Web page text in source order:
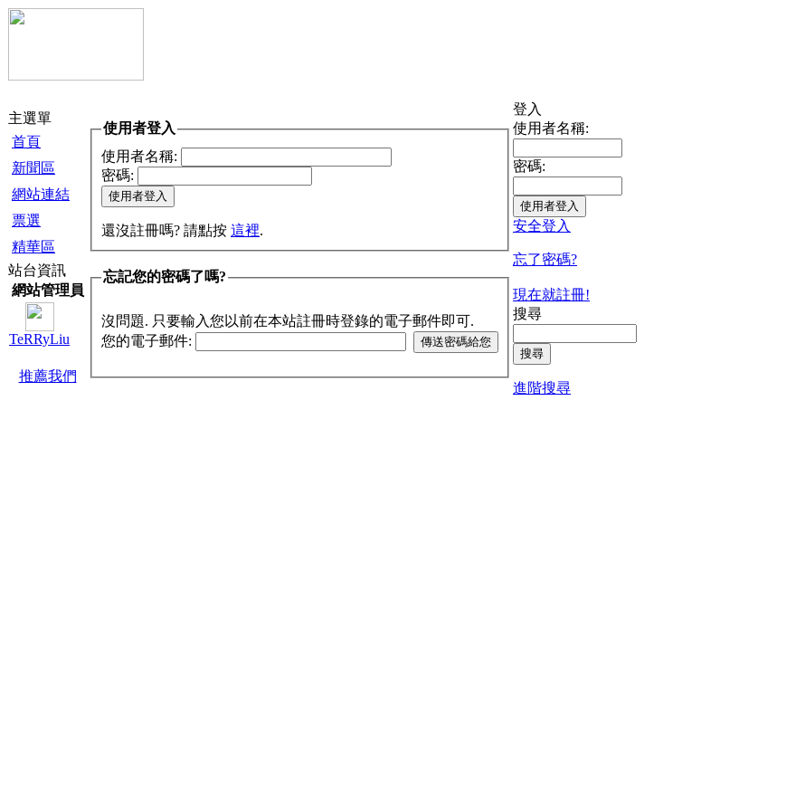
主選單
首頁
新聞區
網站連結
票選
精華區
站台資訊
網站管理員
TeRRyLiu
推薦我們
使用者登入
使用者名稱:
密碼:
還沒註冊嗎? 請點按 這裡.
忘記您的密碼了嗎?
沒問題. 只要輸入您以前在本站註冊時登錄的電子郵件即可.
您的電子郵件:
登入
使用者名稱:
密碼:
安全登入
忘了密碼?
現在就註冊!
搜尋
進階搜尋